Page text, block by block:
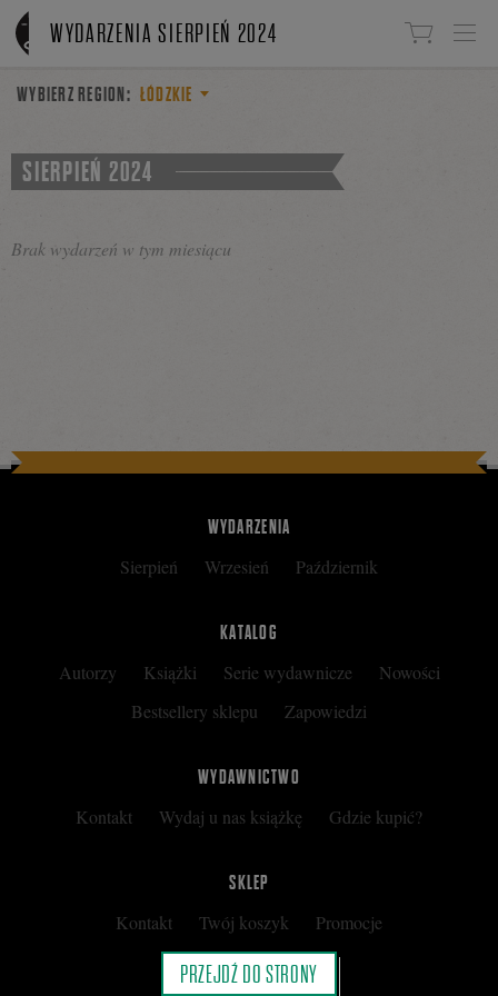
Linki do przejścia
WYDARZENIA SIERPIEŃ 2024
WYBIERZ REGION: ŁÓDZKIE
SIERPIEŃ 2024
Brak wydarzeń w tym miesiącu
WYDARZENIA
Sierpień Wrzesień Październik
KATALOG
Autorzy Książki Serie wydawnicze
Nowości
Bestsellery sklepu
Zapowiedzi
WYDAWNICTWO
Kontakt Wydaj u nas książkę Gdzie kupić?
SKLEP
Kontakt Twój koszyk
Promocje
Kup kartę podarunkową
Nota prawna
PRZEJDŹ DO STRONY